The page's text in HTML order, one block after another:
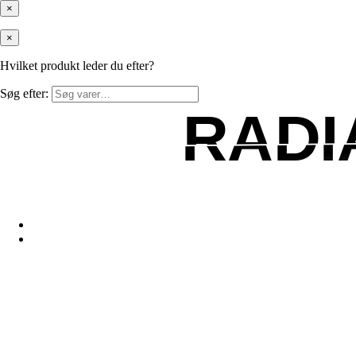
×
×
Hvilket produkt leder du efter?
Søg efter: